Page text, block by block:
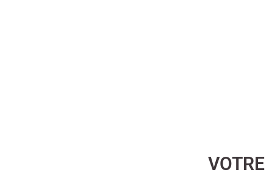
VOTRE